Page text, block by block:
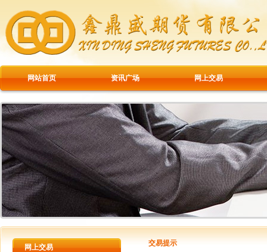
网站首页 资讯广场 网上交易
网上交易 交易提示